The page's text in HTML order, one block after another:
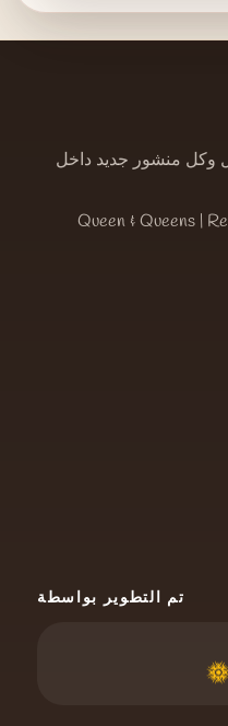
وكل منشور جديد داخل
© 2026 Queen &
تم التطوير بواسطة